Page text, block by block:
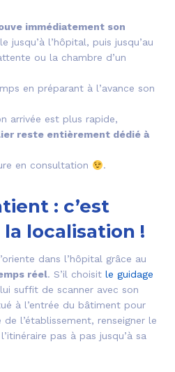
immédiatement son
jusqu’à l’hôpital, puis jusqu’au
ou la chambre d’un
en préparant à l’avance son
arrivée est plus rapide,
reste entièrement dédié à
en consultation
.
: c’est
localisation !
dans l’hôpital grâce au
réel. S’il choisit le guidage
suffit de scanner avec son
à l’entrée du bâtiment pour
l’établissement, renseigner le
pas à pas jusqu’à sa